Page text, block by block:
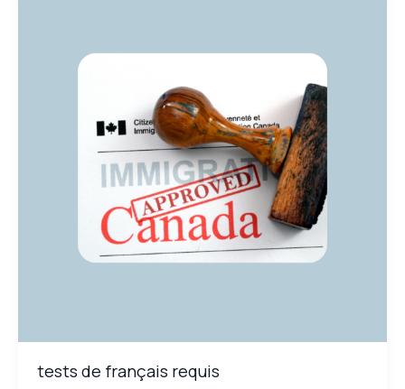
tests de français requis